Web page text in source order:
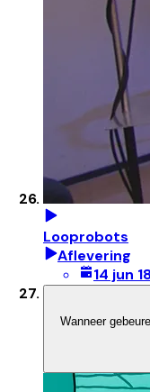
Looprobots
Aflevering
14 jun
Wanneer